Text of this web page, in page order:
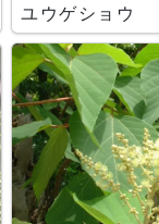
ユウゲショウ